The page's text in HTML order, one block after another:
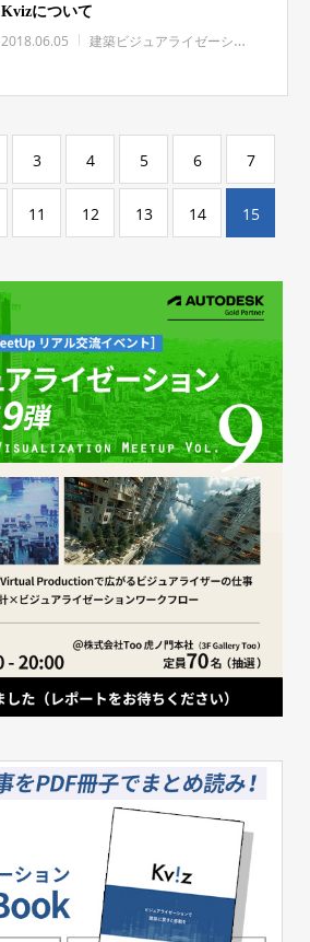
Kvizについて
2018.06.05 建築ビジュアライゼーション
3 4 5 6 7
11 12 13 14 15